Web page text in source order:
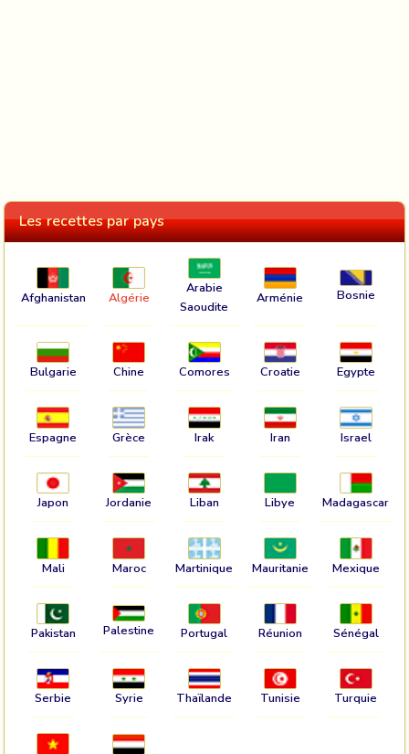
Les recettes par pays
Afghanistan Algérie
Arabie
Saoudite
Arménie Bosnie
Bulgarie Chine Comores Croatie Egypte
Espagne Grèce Irak Iran Israel
Japon Jordanie Liban Libye Madagascar
Mali Maroc Martinique Mauritanie Mexique
Pakistan Palestine Portugal Réunion Sénégal
Serbie Syrie Thaïlande Tunisie Turquie